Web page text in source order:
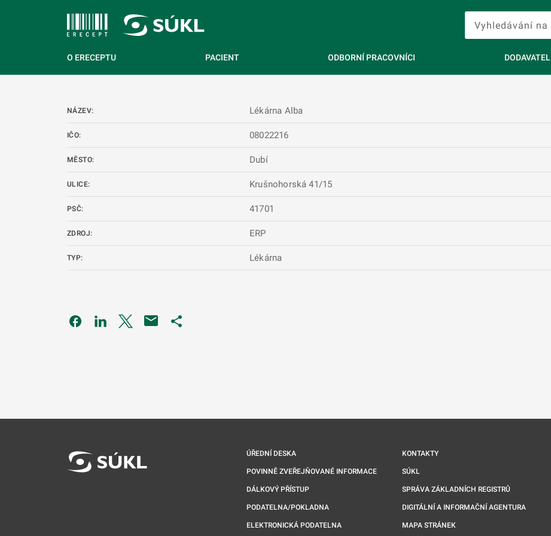
O ERECEPTU PACIENT ODBORNÍ PRACOVNÍCI DODAVATEL
NÁZEV: Lékárna Alba
IČO: 08022216
MĚSTO: Dubí
ULICE: Krušnohorská 41/15
PSČ: 41701
ZDROJ: ERP
TYP: Lékárna
Odkaz se otevře na nové kartě
Odkaz se otevře na nové kartě
Odkaz se otevře na nové kartě
ÚŘEDNÍ DESKA
POVINNĚ ZVEŘEJŇOVANÉ INFORMACE
DÁLKOVÝ PŘÍSTUP
PODATELNA/POKLADNA
ELEKTRONICKÁ PODATELNA
KONTAKTY
SÚKL
SPRÁVA ZÁKLADNÍCH REGISTRŮ
DIGITÁLNÍ A INFORMAČNÍ AGENTURA
MAPA STRÁNEK